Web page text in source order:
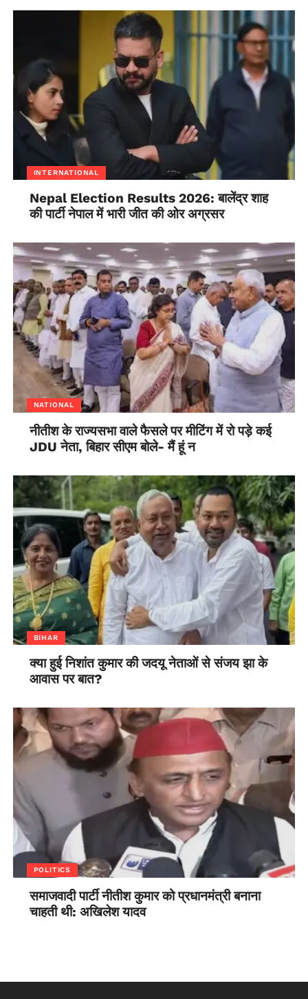
INTERNATIONAL
Nepal Election Results 2026: बालेंद्र शाह
की पार्टी नेपाल में भारी जीत की ओर अग्रसर
NATIONAL
नीतीश के राज्यसभा वाले फैसले पर मीटिंग में रो पड़े कई
JDU नेता, बिहार सीएम बोले- मैं हूं न
BIHAR
क्या हुई निशांत कुमार की जदयू नेताओं से संजय झा के
आवास पर बात?
POLITICS
समाजवादी पार्टी नीतीश कुमार को प्रधानमंत्री बनाना
चाहती थी: अखिलेश यादव